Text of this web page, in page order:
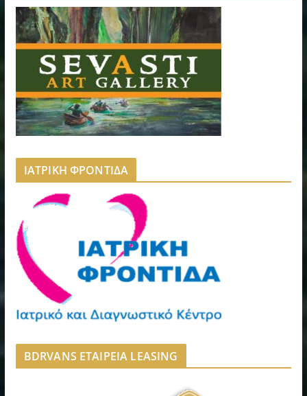
ΙΑΤΡΙΚΗ ΦΡΟΝΤΙΔΑ
BDRVANS ΕΤΑΙΡΕΙΑ LEASING